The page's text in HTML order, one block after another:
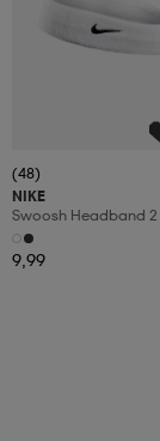
(48)
NIKE
Swoosh Headband 2
9,99